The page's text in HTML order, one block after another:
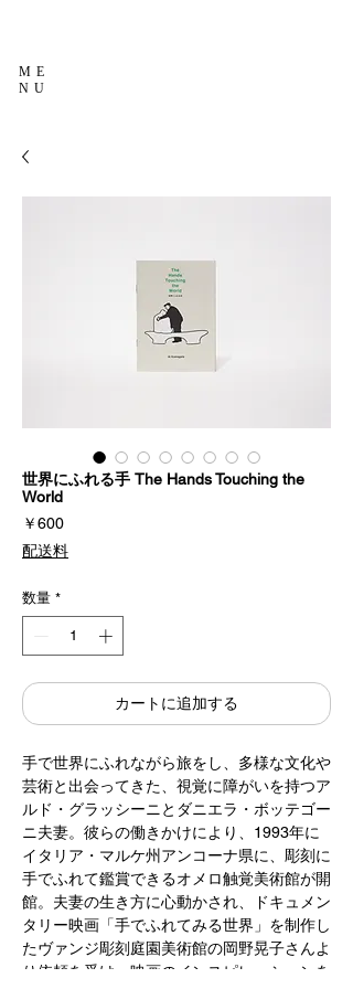
ME
NU
世界にふれる手 The Hands Touching the
World
￥600価
格
配送料
数量 *
カートに追加する
手で世界にふれながら旅をし、多様な文化や
芸術と出会ってきた、視覚に障がいを持つア
ルド・グラッシーニとダニエラ・ボッテゴー
ニ夫妻。彼らの働きかけにより、1993年に
イタリア・マルケ州アンコーナ県に、彫刻に
手でふれて鑑賞できるオメロ触覚美術館が開
館。夫妻の生き方に心動かされ、ドキュメン
タリー映画「手でふれてみる世界」を制作し
たヴァンジ彫刻庭園美術館の岡野晃子さんよ
り依頼を受け、映画のインスピレーションを